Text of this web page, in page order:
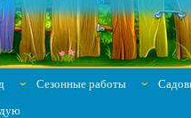
ˇ Сезонные работы ˇ